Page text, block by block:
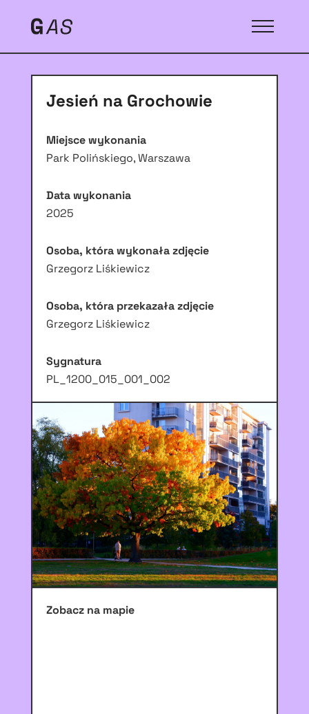
Jesień na Grochowie
Miejsce wykonania
Park Polińskiego, Warszawa
Data wykonania
2025
Osoba, która wykonała zdjęcie
Grzegorz Liśkiewicz
Osoba, która przekazała zdjęcie
Grzegorz Liśkiewicz
Sygnatura
PL_1200_015_001_002
Zobacz na mapie